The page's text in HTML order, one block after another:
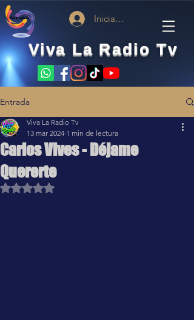
Viva La Radio Tv
Iniciar sesión
Entrada
Carlos Vives - Déjame
Quererte
Viva La Radio Tv
13 mar 2024 1 min de lectura
Obtuvo NaN de 5 estrellas.